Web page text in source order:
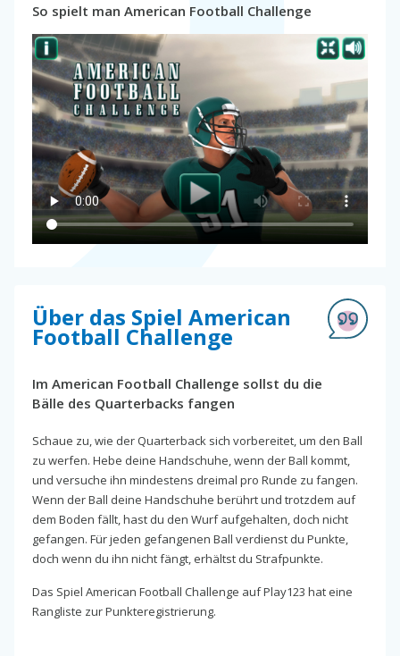
So spielt man American Football Challenge
Über das Spiel American
Football Challenge
Im American Football Challenge sollst du die
Bälle des Quarterbacks fangen
Schaue zu, wie der Quarterback sich vorbereitet, um den Ball
zu werfen. Hebe deine Handschuhe, wenn der Ball kommt,
und versuche ihn mindestens dreimal pro Runde zu fangen.
Wenn der Ball deine Handschuhe berührt und trotzdem auf
dem Boden fällt, hast du den Wurf aufgehalten, doch nicht
gefangen. Für jeden gefangenen Ball verdienst du Punkte,
doch wenn du ihn nicht fängt, erhältst du Strafpunkte.
Das Spiel American Football Challenge auf Play123 hat eine
Rangliste zur Punkteregistrierung.